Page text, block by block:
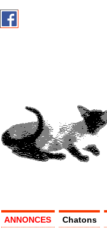
ANNONCES Chatons